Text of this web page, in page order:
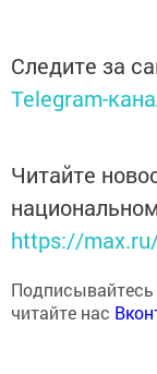
Следите за
Telegram-
Читайте
https://
читайте нас